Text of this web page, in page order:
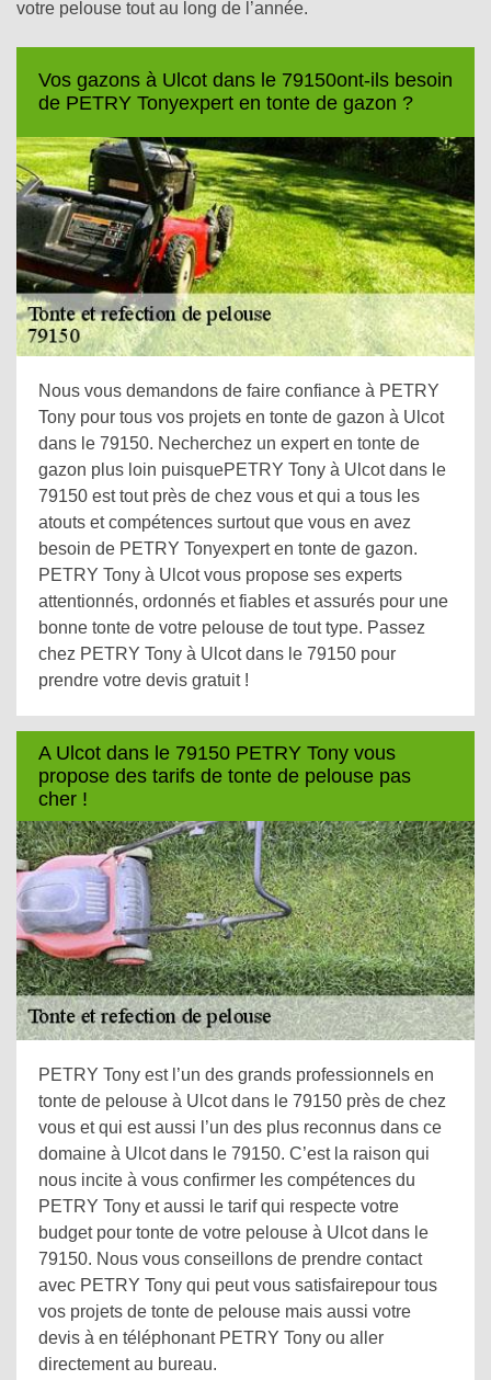
votre pelouse tout au long de l’année.
Vos gazons à Ulcot dans le 79150ont-ils besoin
de PETRY Tonyexpert en tonte de gazon ?
Nous vous demandons de faire confiance à PETRY
Tony pour tous vos projets en tonte de gazon à Ulcot
dans le 79150. Necherchez un expert en tonte de
gazon plus loin puisquePETRY Tony à Ulcot dans le
79150 est tout près de chez vous et qui a tous les
atouts et compétences surtout que vous en avez
besoin de PETRY Tonyexpert en tonte de gazon.
PETRY Tony à Ulcot vous propose ses experts
attentionnés, ordonnés et fiables et assurés pour une
bonne tonte de votre pelouse de tout type. Passez
chez PETRY Tony à Ulcot dans le 79150 pour
prendre votre devis gratuit !
A Ulcot dans le 79150 PETRY Tony vous
propose des tarifs de tonte de pelouse pas
cher !
PETRY Tony est l’un des grands professionnels en
tonte de pelouse à Ulcot dans le 79150 près de chez
vous et qui est aussi l’un des plus reconnus dans ce
domaine à Ulcot dans le 79150. C’est la raison qui
nous incite à vous confirmer les compétences du
PETRY Tony et aussi le tarif qui respecte votre
budget pour tonte de votre pelouse à Ulcot dans le
79150. Nous vous conseillons de prendre contact
avec PETRY Tony qui peut vous satisfairepour tous
vos projets de tonte de pelouse mais aussi votre
devis à en téléphonant PETRY Tony ou aller
directement au bureau.